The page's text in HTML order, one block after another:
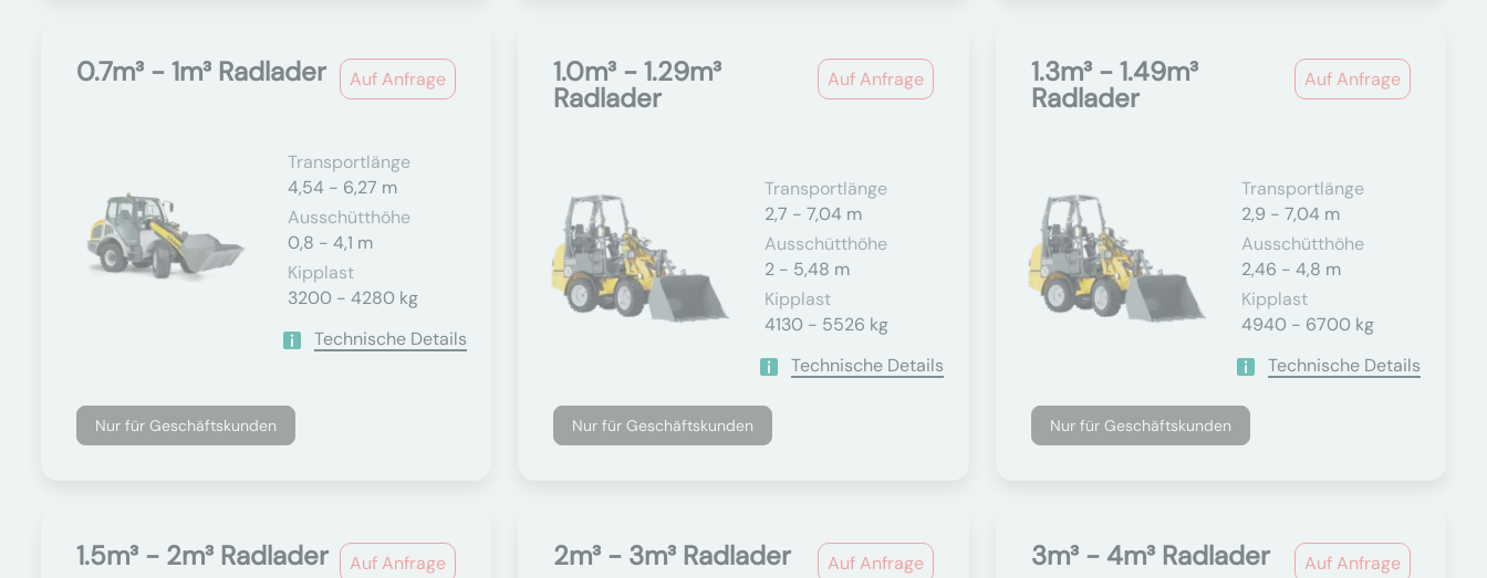
Auf Anfrage
0.7m³ - 1m³ Radlader
Transportlänge
4,54 - 6,27 m
Ausschütthöhe
0,8 - 4,1 m
Kipplast
3200 - 4280 kg
Technische Details
Nur für Geschäftskunden
Auf Anfrage
1.0m³ - 1.29m³
Radlader
Transportlänge
2,7 - 7,04 m
Ausschütthöhe
2 - 5,48 m
Kipplast
4130 - 5526 kg
Technische Details
Nur für Geschäftskunden
Auf Anfrage
1.3m³ - 1.49m³
Radlader
Transportlänge
2,9 - 7,04 m
Ausschütthöhe
2,46 - 4,8 m
Kipplast
4940 - 6700 kg
Technische Details
Nur für Geschäftskunden
Auf Anfrage
1.5m³ - 2m³ Radlader Auf Anfrage
2m³ - 3m³ Radlader Auf Anfrage
3m³ - 4m³ Radlader